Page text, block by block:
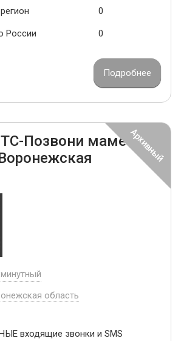
0
России 0
Подробнее
Позвони маме
область
входящие звонки и SMS